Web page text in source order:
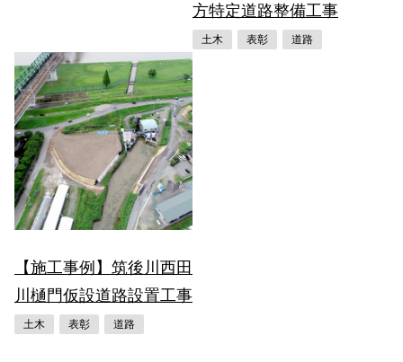
方特定道路整備工事
土木 表彰 道路
【施工事例】筑後川西田
川樋門仮設道路設置工事
土木 表彰 道路